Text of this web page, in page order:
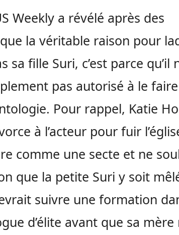
Weekly a révélé après des
la véritable raison pour
sa fille Suri, c’est parce qu’il
pas autorisé à le
Pour rappel, Katie
à l’acteur pour fuir
comme une secte et ne
que la petite Suri y soit
suivre une formation
d’élite avant que sa mère